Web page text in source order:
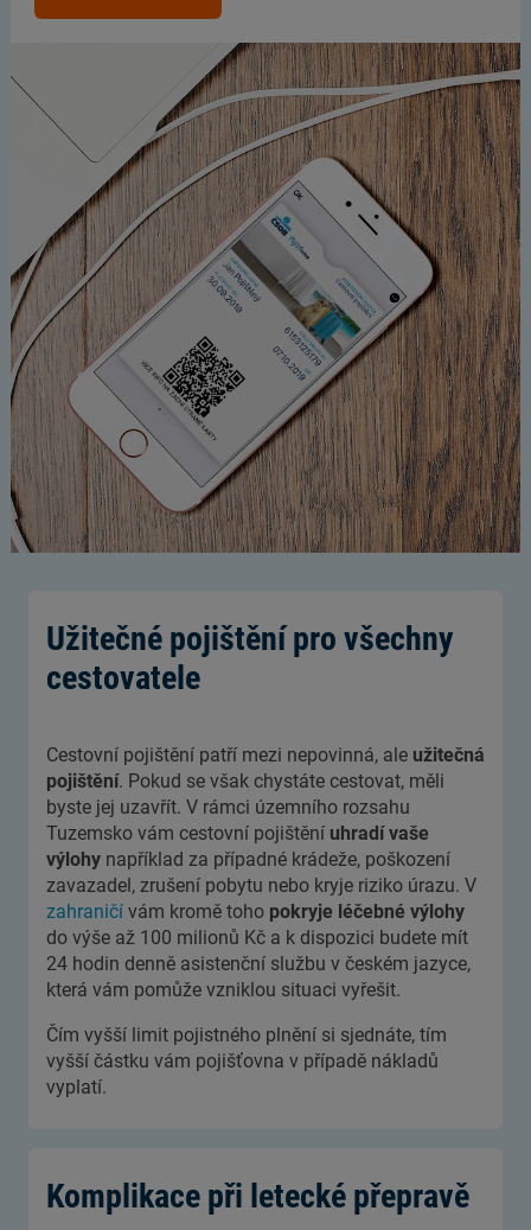
Užitečné pojištění pro všechny
cestovatele
Cestovní pojištění patří mezi nepovinná, ale užitečná
pojištění. Pokud se však chystáte cestovat, měli
byste jej uzavřít. V rámci územního rozsahu
Tuzemsko vám cestovní pojištění uhradí vaše
výlohy například za případné krádeže, poškození
zavazadel, zrušení pobytu nebo kryje riziko úrazu. V
zahraničí vám kromě toho pokryje léčebné výlohy
do výše až 100 milionů Kč a k dispozici budete mít
24 hodin denně asistenční službu v českém jazyce,
která vám pomůže vzniklou situaci vyřešit.
Čím vyšší limit pojistného plnění si sjednáte, tím
vyšší částku vám pojišťovna v případě nákladů
vyplatí.
Komplikace při letecké přepravě